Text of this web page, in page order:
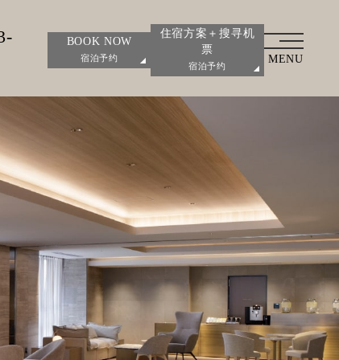
BOOK NOW
宿泊予约
住宿方案＋搜寻机
票
宿泊予约
MENU